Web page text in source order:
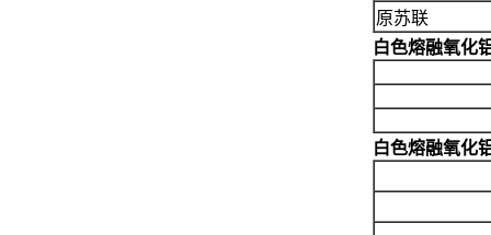
原苏联
白色熔融氧化
白色熔融氧化